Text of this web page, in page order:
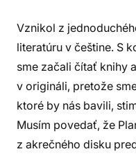
Vznikol z
literatúru v češtine. S
sme začali čítať knihy
v origináli, pretože
ktoré by nás bavili,
Musím povedať, že
z akrečného disku